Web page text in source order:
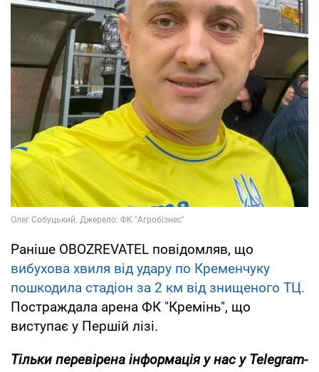
Раніше OBOZREVATEL повідомляв, що
вибухова хвиля від удару по Кременчуку
пошкодила стадіон за 2 км від знищеного ТЦ.
Постраждала арена ФК "Кремінь", що
виступає у Першій лізі.
Тільки перевірена інформація у нас у Telegram-